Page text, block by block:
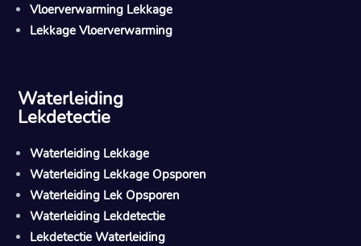
Vloerverwarming Lekkage
Lekkage Vloerverwarming
Waterleiding
Lekdetectie
Waterleiding Lekkage
Waterleiding Lekkage Opsporen
Waterleiding Lek Opsporen
Waterleiding Lekdetectie
Lekdetectie Waterleiding